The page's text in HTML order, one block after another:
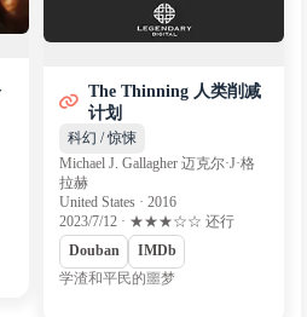
The Thinning 人类削减
计划
科幻 / 惊悚
Michael J. Gallagher 迈克尔·J·格
拉赫
United States · 2016
2023/7/12 · ★★★☆☆ 还行
Douban
IMDb
学渣和平民的噩梦